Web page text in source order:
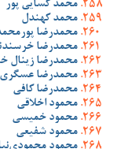
محمد کسایی پور
محمد کهندل
محمدرضا
محمدرضا
محمدرضا زینال
محمدرضا عسگری
محمدرضا کافی
محمود اخلاقی
محمود خمیسی
محمود شفیعی